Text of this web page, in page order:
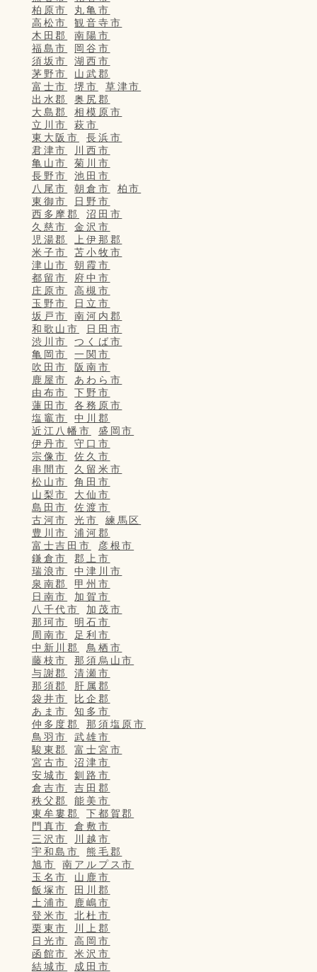
柏原市
丸亀市
高松市
観音寺市
木田郡
南陽市
福島市
岡谷市
須坂市
湖西市
茅野市
山武郡
富士市
堺市
草津市
出水郡
奥尻郡
大島郡
相模原市
立川市
萩市
東大阪市
長浜市
君津市
川西市
亀山市
菊川市
長野市
池田市
八尾市
朝倉市
柏市
東御市
日野市
西多摩郡
沼田市
久慈市
金沢市
児湯郡
上伊那郡
米子市
苫小牧市
津山市
朝霞市
都留市
府中市
庄原市
高槻市
玉野市
日立市
坂戸市
南河内郡
和歌山市
日田市
渋川市
つくば市
亀岡市
一関市
吹田市
阪南市
鹿屋市
あわら市
由布市
下野市
蓮田市
各務原市
塩竈市
中川郡
近江八幡市
盛岡市
伊丹市
守口市
宗像市
佐久市
串間市
久留米市
松山市
角田市
山梨市
大仙市
島田市
佐渡市
古河市
光市
練馬区
豊川市
浦河郡
富士吉田市
彦根市
鎌倉市
郡上市
瑞浪市
中津川市
泉南郡
甲州市
日南市
加賀市
八千代市
加茂市
那珂市
明石市
周南市
足利市
中新川郡
鳥栖市
藤枝市
那須烏山市
与謝郡
清瀬市
那須郡
肝属郡
袋井市
比企郡
あま市
知多市
仲多度郡
那須塩原市
鳥羽市
武雄市
駿東郡
富士宮市
宮古市
沼津市
安城市
釧路市
倉吉市
吉田郡
秩父郡
能美市
東牟婁郡
下都賀郡
門真市
倉敷市
三沢市
川越市
宇和島市
熊毛郡
旭市
南アルプス市
玉名市
山鹿市
飯塚市
田川郡
土浦市
鹿嶋市
登米市
北杜市
栗東市
川上郡
日光市
高岡市
函館市
米沢市
結城市
成田市